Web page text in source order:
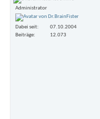
Administrator
Dabei seit
07.10.2004
Beiträge
12.073